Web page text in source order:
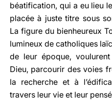
béatification, qui a eu lieu
placée à juste titre sous
La figure du bienheureux
lumineux de catholiques
de leur époque,
Dieu, parcourir des voies
la recherche et à
travers leur vie et leur